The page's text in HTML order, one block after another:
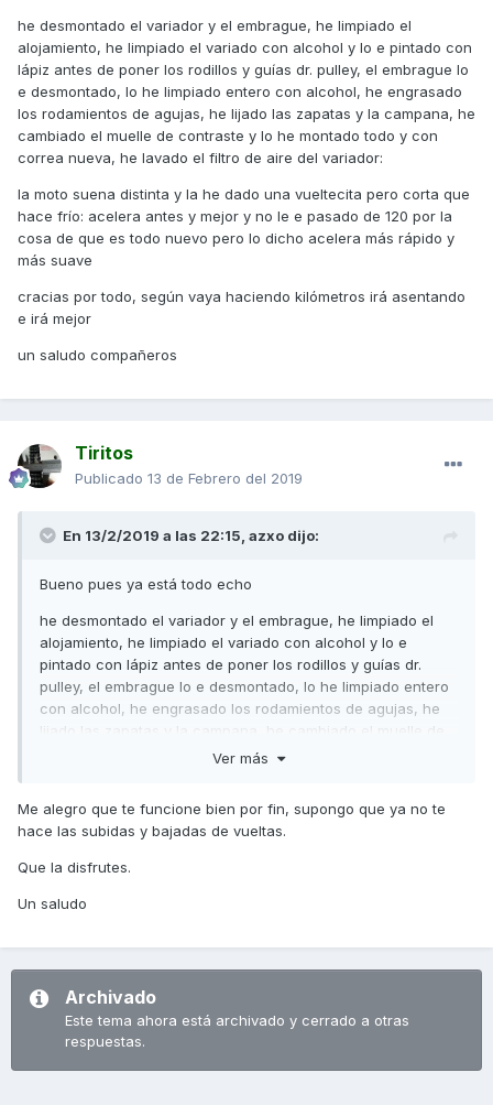
he desmontado el variador y el embrague, he limpiado el
alojamiento, he limpiado el variado con alcohol y lo e pintado con
lápiz antes de poner los rodillos y guías dr. pulley, el embrague lo
e desmontado, lo he limpiado entero con alcohol, he engrasado
los rodamientos de agujas, he lijado las zapatas y la campana, he
cambiado el muelle de contraste y lo he montado todo y con
correa nueva, he lavado el filtro de aire del variador:
la moto suena distinta y la he dado una vueltecita pero corta que
hace frío: acelera antes y mejor y no le e pasado de 120 por la
cosa de que es todo nuevo pero lo dicho acelera más rápido y
más suave
cracias por todo, según vaya haciendo kilómetros irá asentando
e irá mejor
un saludo compañeros
Tiritos
Publicado 13 de Febrero del 2019
En 13/2/2019 a las 22:15, azxo dijo:
Bueno pues ya está todo echo
he desmontado el variador y el embrague, he limpiado el
alojamiento, he limpiado el variado con alcohol y lo e
pintado con lápiz antes de poner los rodillos y guías dr.
pulley, el embrague lo e desmontado, lo he limpiado entero
con alcohol, he engrasado los rodamientos de agujas, he
lijado las zapatas y la campana, he cambiado el muelle de
contraste y lo he montado todo y con correa nueva, he
la moto suena distinta y la he dado una vueltecita pero
corta que hace frío: acelera antes y mejor y no le e pasado
acelera más rápido y más suave
cracias por todo, según vaya haciendo kilómetros irá
un saludo compañeros
Ver más
Me alegro que te funcione bien por fin, supongo que ya no te
hace las subidas y bajadas de vueltas.
Que la disfrutes.
Un saludo
Archivado
Este tema ahora está archivado y cerrado a otras
respuestas.